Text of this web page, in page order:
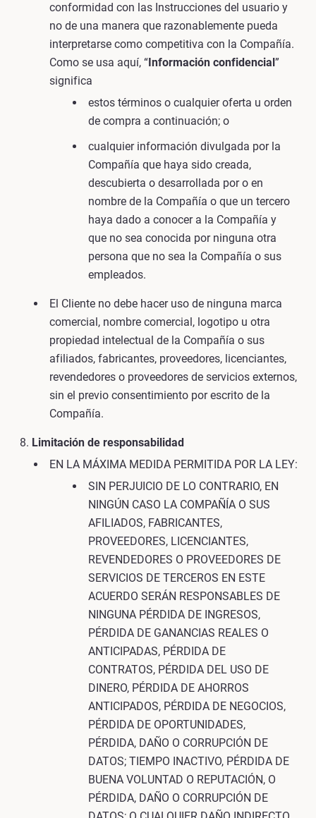
conformidad con las Instrucciones del usuario y
no de una manera que razonablemente pueda
interpretarse como competitiva con la Compañía.
Como se usa aquí, “Información confidencial”
significa
estos términos o cualquier oferta u orden
de compra a continuación; o
cualquier información divulgada por la
Compañía que haya sido creada,
descubierta o desarrollada por o en
nombre de la Compañía o que un tercero
haya dado a conocer a la Compañía y
que no sea conocida por ninguna otra
persona que no sea la Compañía o sus
empleados.
El Cliente no debe hacer uso de ninguna marca
comercial, nombre comercial, logotipo u otra
propiedad intelectual de la Compañía o sus
afiliados, fabricantes, proveedores, licenciantes,
revendedores o proveedores de servicios externos,
sin el previo consentimiento por escrito de la
Compañía.
Limitación de responsabilidad
EN LA MÁXIMA MEDIDA PERMITIDA POR LA LEY:
SIN PERJUICIO DE LO CONTRARIO, EN
NINGÚN CASO LA COMPAÑÍA O SUS
AFILIADOS, FABRICANTES,
PROVEEDORES, LICENCIANTES,
REVENDEDORES O PROVEEDORES DE
SERVICIOS DE TERCEROS EN ESTE
ACUERDO SERÁN RESPONSABLES DE
NINGUNA PÉRDIDA DE INGRESOS,
PÉRDIDA DE GANANCIAS REALES O
ANTICIPADAS, PÉRDIDA DE
CONTRATOS, PÉRDIDA DEL USO DE
DINERO, PÉRDIDA DE AHORROS
ANTICIPADOS, PÉRDIDA DE NEGOCIOS,
PÉRDIDA DE OPORTUNIDADES,
PÉRDIDA, DAÑO O CORRUPCIÓN DE
DATOS; TIEMPO INACTIVO, PÉRDIDA DE
BUENA VOLUNTAD O REPUTACIÓN, O
PÉRDIDA, DAÑO O CORRUPCIÓN DE